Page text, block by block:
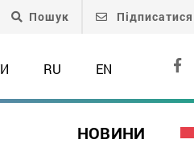
Пошук Підписатися
RU EN
НОВИНИ